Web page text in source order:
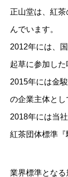
正山堂は、紅
んでいます。
2012年には、
起草に参加した
2015年には金
の企業主体とし
2018年には当
紅茶団体標準『
業界標準とな